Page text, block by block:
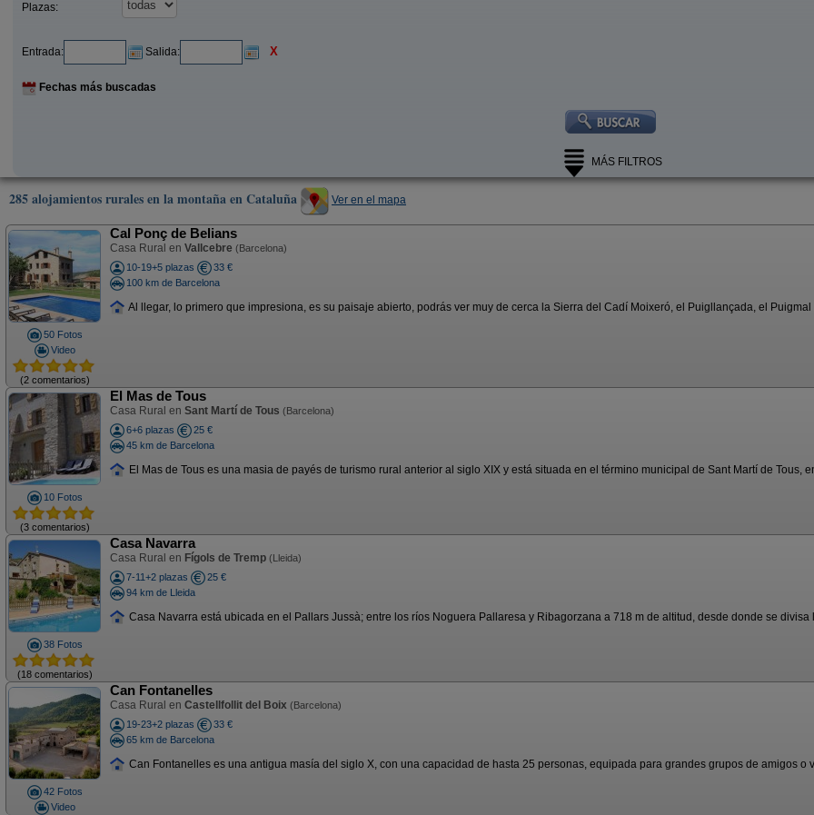
Plazas:
Entrada: Salida: X
Fechas más buscadas
MÁS FILTROS
285 alojamientos rurales en la montaña en Cataluña Ver en el mapa
50 Fotos
Video
(2 comentarios)
Cal Ponç de Belians
Casa Rural en Vallcebre (Barcelona)
10-19+5 plazas
33 €
100 km de Barcelona
Al llegar, lo primero que impresiona, es su paisaje abierto, podrás ver muy de cerca la Sierra del Cadí Moixeró, el Puigllançada, el Puigmal
10 Fotos
(3 comentarios)
El Mas de Tous
Casa Rural en Sant Martí de Tous (Barcelona)
6+6 plazas
25 €
45 km de Barcelona
El Mas de Tous es una masia de payés de turismo rural anterior al siglo XIX y está situada en el término municipal de Sant Martí de Tous, en
38 Fotos
(18 comentarios)
Casa Navarra
Casa Rural en Fígols de Tremp (Lleida)
7-11+2 plazas
25 €
94 km de Lleida
Casa Navarra está ubicada en el Pallars Jussà; entre los ríos Noguera Pallaresa y Ribagorzana a 718 m de altitud, desde donde se divisa
42 Fotos
Video
Can Fontanelles
Casa Rural en Castellfollit del Boix (Barcelona)
19-23+2 plazas
33 €
65 km de Barcelona
Can Fontanelles es una antigua masía del siglo X, con una capacidad de hasta 25 personas, equipada para grandes grupos de amigos o